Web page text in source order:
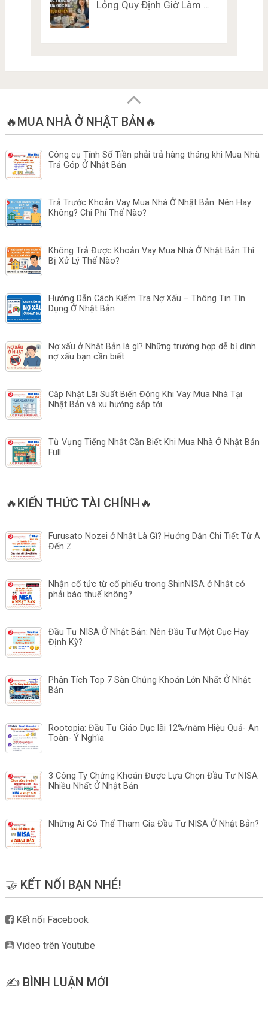
Lỏng Quy Định Giờ Làm …
🔥MUA NHÀ Ở NHẬT BẢN🔥
Công cụ Tính Số Tiền phải trả hàng tháng khi Mua Nhà
Trả Góp Ở Nhật Bản
Trả Trước Khoản Vay Mua Nhà Ở Nhật Bản: Nên Hay
Không? Chi Phí Thế Nào?
Không Trả Được Khoản Vay Mua Nhà Ở Nhật Bản Thì
Bị Xử Lý Thế Nào?
Hướng Dẫn Cách Kiểm Tra Nợ Xấu – Thông Tin Tín
Dụng Ở Nhật Bản
Nợ xấu ở Nhật Bản là gì? Những trường hợp dễ bị dính
nợ xấu bạn cần biết
Cập Nhật Lãi Suất Biến Động Khi Vay Mua Nhà Tại
Nhật Bản và xu hướng sắp tới
Từ Vựng Tiếng Nhật Cần Biết Khi Mua Nhà Ở Nhật Bản
Full
🔥KIẾN THỨC TÀI CHÍNH🔥
Furusato Nozei ở Nhật Là Gì? Hướng Dẫn Chi Tiết Từ A
Đến Z
Nhận cổ tức từ cổ phiếu trong ShinNISA ở Nhật có
phải báo thuế không?
Đầu Tư NISA Ở Nhật Bản: Nên Đầu Tư Một Cục Hay
Định Kỳ?
Phân Tích Top 7 Sàn Chứng Khoán Lớn Nhất Ở Nhật
Bản
Rootopia: Đầu Tư Giáo Dục lãi 12%/năm Hiệu Quả- An
Toàn- Ý Nghĩa
3 Công Ty Chứng Khoán Được Lựa Chọn Đầu Tư NISA
Nhiều Nhất Ở Nhật Bản
Những Ai Có Thể Tham Gia Đầu Tư NISA Ở Nhật Bản?
🤝 KẾT NỐI BẠN NHÉ!
Kết nối Facebook
Video trên Youtube
✍️ BÌNH LUẬN MỚI